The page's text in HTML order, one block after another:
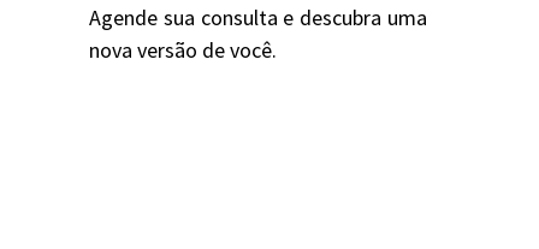
Agende sua consulta e descubra uma
nova versão de você.